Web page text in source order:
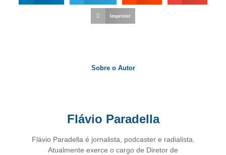
Imprimir
Sobre o Autor
Flávio Paradella
Flávio Paradella é jornalista, podcaster e radialista.
Atualmente exerce o cargo de Diretor de